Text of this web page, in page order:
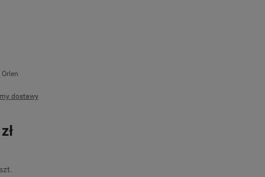
Orlen
dostawy
szt.